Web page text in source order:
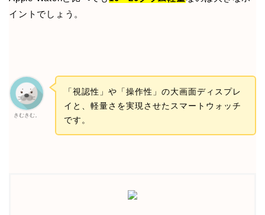
イントでしょう。
きむきむ。
「視認性」や「操作性」の大画面ディスプレ
イと、軽量さを実現させたスマートウォッチ
です。